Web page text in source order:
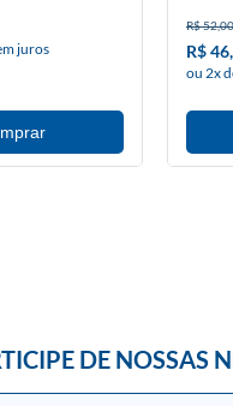
juros
R$ 52,00
R$
ou 2x
DE NOSSAS